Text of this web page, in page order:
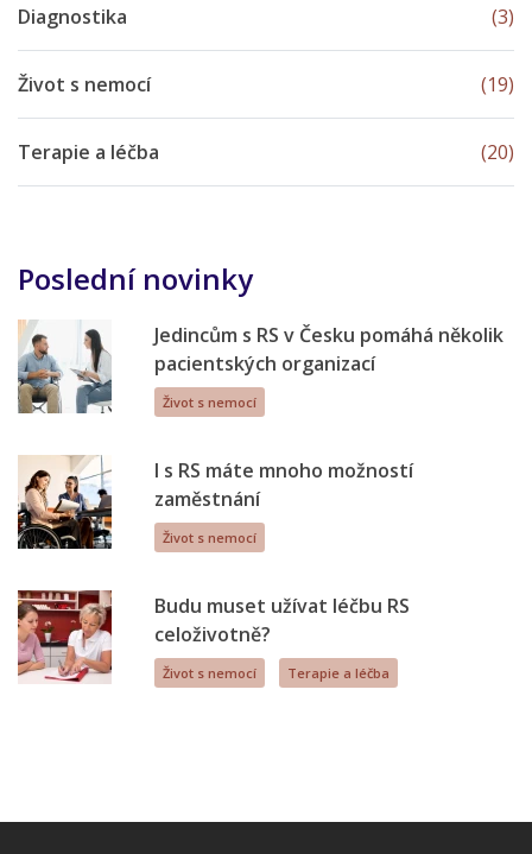
Diagnostika (3)
Život s nemocí (19)
Terapie a léčba (20)
Poslední novinky
Jedincům s RS v Česku pomáhá několik
pacientských organizací
Život s nemocí
I s RS máte mnoho možností
zaměstnání
Život s nemocí
Budu muset užívat léčbu RS
celoživotně?
Život s nemocí Terapie a léčba